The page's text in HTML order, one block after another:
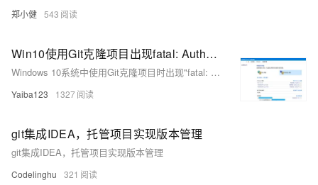
郑小健 543
Win10使用Git克隆项目出现fatal: Authentication failed for异常
Windows 10系统中使用Git克隆项目时出现"fatal: Authentication failed for"异常的解决方法，主要是通过修改凭据管理器中的Git凭据密码来解决因密码过期导致的身份验证失败问题。
Yaiba123 1327
git集成IDEA，托管项目实现版本管理
git集成IDEA，托管项目实现版本管理
Codelinghu 321